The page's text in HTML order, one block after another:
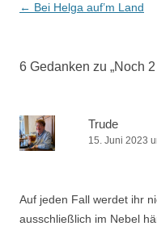
Beitrags-
← Bei Helga auf’m Land
6 Gedanken zu „Noch
Trude
15. Juni 2023
Auf jeden Fall werdet ihr
ausschließlich im Nebel